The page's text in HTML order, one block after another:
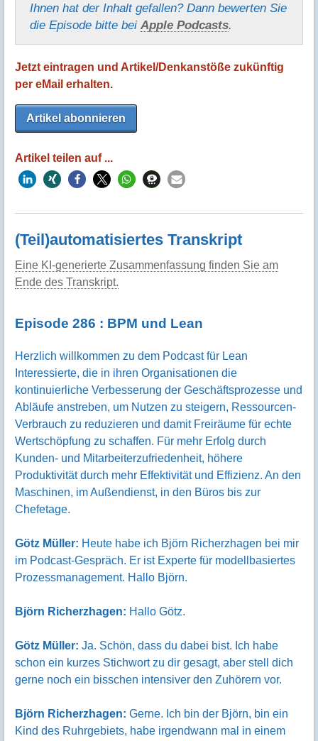
Ihnen hat der Inhalt gefallen? Dann bewerten Sie
die Episode bitte bei Apple Podcasts
Jetzt eintragen und Artikel/Denkanstöße zukünftig
per eMail erhalten.
Artikel abonnieren
Artikel teilen auf ...
(Teil)automatisiertes Transkript
Eine KI-generierte Zusammenfassung finden Sie am
Ende des Transkript.
Episode 286 : BPM und Lean
Herzlich willkommen zu dem Podcast für Lean
Interessierte, die in ihren Organisationen die
kontinuierliche Verbesserung der Geschäftsprozesse und
Abläufe anstreben, um Nutzen zu steigern, Ressourcen-
Verbrauch zu reduzieren und damit Freiräume für echte
Wertschöpfung zu schaffen. Für mehr Erfolg durch
Kunden- und Mitarbeiterzufriedenheit, höhere
Produktivität durch mehr Effektivität und Effizienz. An den
Maschinen, im Außendienst, in den Büros bis zur
Chefetage.
Götz Müller: Heute habe ich Björn Richerzhagen bei mir
im Podcast-Gespräch. Er ist Experte für modellbasiertes
Prozessmanagement. Hallo Björn.
Björn Richerzhagen: Hallo Götz.
Götz Müller: Ja. Schön, dass du dabei bist. Ich habe
schon ein kurzes Stichwort zu dir gesagt, aber stell dich
gerne noch ein bisschen intensiver den Zuhörern vor.
Björn Richerzhagen: Gerne. Ich bin der Björn, bin ein
Kind des Ruhrgebiets, habe irgendwann mal in einem